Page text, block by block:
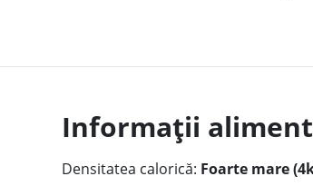
Informații aliment
Densitatea calorică: Foarte mare